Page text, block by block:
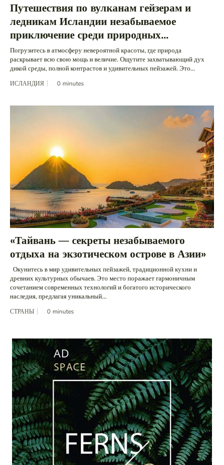
Путешествия по вулканам гейзерам и
ледникам Исландии незабываемое
приключение среди природных...
Погрузитесь в атмосферу невероятной красоты, где природа
раскрывает всю свою мощь и величие. Ощутите захватывающий дух
дикой среды, полной контрастов и удивительных пейзажей. Это...
ИСЛАНДИЯ 0 minutes
«Тайвань — секреты незабываемого
отдыха на экзотическом острове в Азии»
древних культурных обычаев. Это место поражает гармоничным
сочетанием современных технологий и богатого исторического
наследия, предлагая уникальный...
СТРАНЫ 0 minutes